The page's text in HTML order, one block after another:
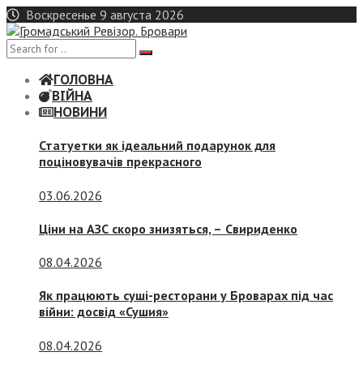
Skip
to
content
Воскресенье 9 августа 2026
ГОЛОВНА
ВІЙНА
НОВИНИ
Статуетки як ідеальний подарунок для
поціновувачів прекрасного
03.06.2026
Ціни на АЗС скоро знизяться, – Свириденко
08.04.2026
Як працюють суші-ресторани у Броварах під час
війни: досвід «Сушия»
08.04.2026